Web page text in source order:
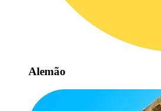
Alemão